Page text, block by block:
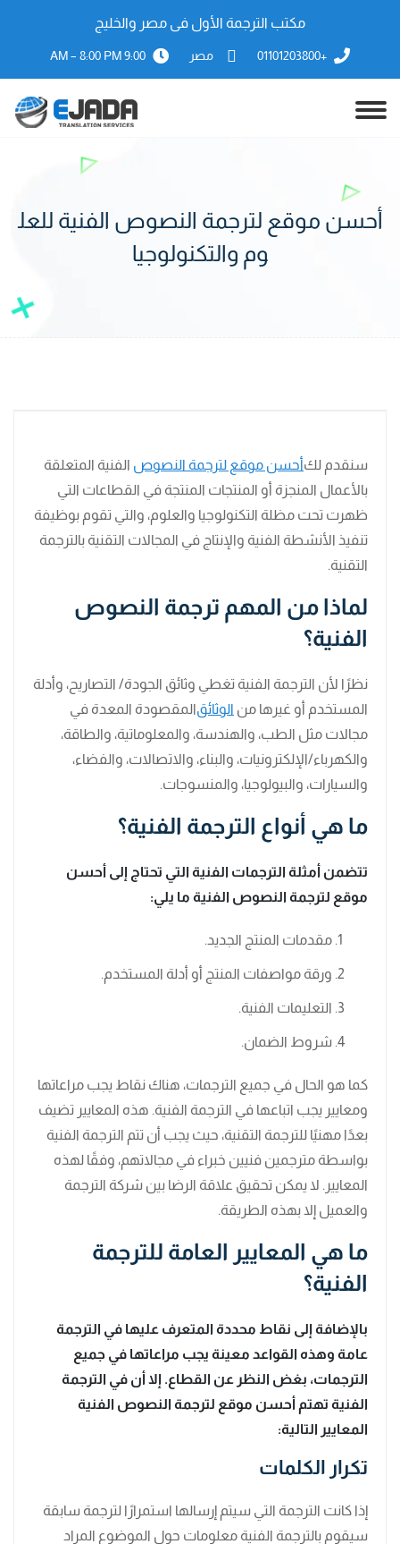
مكتب الترجمة الأول فى مصر والخليج
+01101203800 مصر 9:00 AM – 8:00 PM
أحسن موقع لترجمة النصوص الفنية للعل
وم والتكنولوجيا
سنقدم لكأحسن موقع لترجمة النصوص الفنية المتعلقة
بالأعمال المنجزة أو المنتجات المنتجة في القطاعات التي
ظهرت تحت مظلة التكنولوجيا والعلوم، والتي تقوم بوظيفة
تنفيذ الأنشطة الفنية والإنتاج في المجالات التقنية بالترجمة
التقنية.
لماذا من المهم ترجمة النصوص
الفنية؟
نظرًا لأن الترجمة الفنية تغطي وثائق الجودة/ التصاريح، وأدلة
المستخدم أو غيرها من الوثائقالمقصودة المعدة في
مجالات مثل الطب، والهندسة، والمعلوماتية، والطاقة،
والكهرباء/الإلكترونيات، والبناء، والاتصالات، والفضاء،
والسيارات، والبيولوجيا، والمنسوجات.
ما هي أنواع الترجمة الفنية؟
تتضمن أمثلة الترجمات الفنية التي تحتاج إلى أحسن
موقع لترجمة النصوص الفنية ما يلي:
مقدمات المنتج الجديد.
ورقة مواصفات المنتج أو أدلة المستخدم.
التعليمات الفنية.
شروط الضمان.
كما هو الحال في جميع الترجمات، هناك نقاط يجب مراعاتها
ومعايير يجب اتباعها في الترجمة الفنية. هذه المعايير تضيف
بعدًا مهنيًا للترجمة التقنية، حيث يجب أن تتم الترجمة الفنية
بواسطة مترجمين فنيين خبراء في مجالاتهم، وفقًا لهذه
المعايير. لا يمكن تحقيق علاقة الرضا بين شركة الترجمة
والعميل إلا بهذه الطريقة.
ما هي المعايير العامة للترجمة
الفنية؟
بالإضافة إلى نقاط محددة المتعرف عليها في الترجمة
عامة وهذه القواعد معينة يجب مراعاتها في جميع
الترجمات، بغض النظر عن القطاع. إلا أن في الترجمة
الفنية تهتم أحسن موقع لترجمة النصوص الفنية
المعايير التالية:
تكرار الكلمات
إذا كانت الترجمة التي سيتم إرسالها استمرارًا لترجمة سابقة
سيقوم بالترجمة الفنية معلومات حول الموضوع المراد